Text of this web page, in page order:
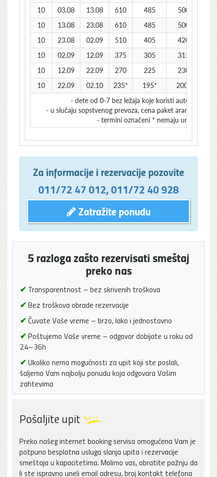
10
03.08 13.08 610 485 500
10
13.08 23.08 610 485 500
10
23.08 02.09 510 405 420
10
02.09 12.09 375 305 315
10
12.09 22.09 270 225 230
10
22.09 02.10 235* 195* 200*
- dete od 0-7 bez ležaja koje koristi autobuski
- u slučaju sopstvenog prevoza, cena paket aranžmana
- termini označeni * nemaju umanjenje
Za informacije i rezervacije pozovite
011/72 47 012,011/72 40 928
Zatražite ponudu
5 razloga zašto rezervisati smeštaj
preko nas
✔ Transparentnost – bez skrivenih troškova
✔ Bez troškova obrade rezervacije
✔ Čuvate Vaše vreme – brzo, lako i jednostavno
✔ Poštujemo Vaše vreme – odgovor dobijate u roku od
24–36h
✔ Ukoliko nema mogućnosti za upit koji ste poslali,
šaljemo Vam najbolju ponudu koja odgovara Vašim
zahtevima
Pošaljite upit
Preko našeg internet booking servisa omogućena Vam je
potpuno besplatna usluga slanja upita i rezervacije
smeštaja u kapacitetima. Molimo vas, obratite pažnju da
li ste ispravno uneli email adresu, broj kontakt telefona